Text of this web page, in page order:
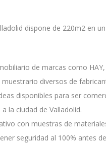
dispone de 220m2 en
de marcas como HAY,
diversos de
disponibles para ser
la ciudad de Valladolid.
con muestras de
seguridad al 100% antes